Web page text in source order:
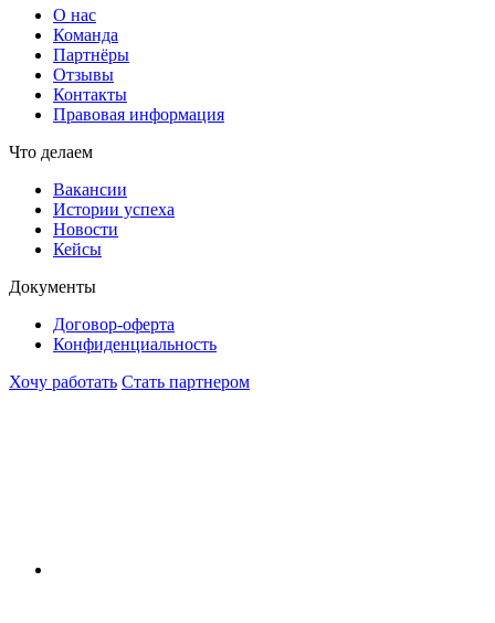
О нас
Команда
Партнёры
Отзывы
Контакты
Правовая информация
Что делаем
Вакансии
Истории успеха
Новости
Кейсы
Документы
Договор-оферта
Конфиденциальность
Хочу работать Стать партнером